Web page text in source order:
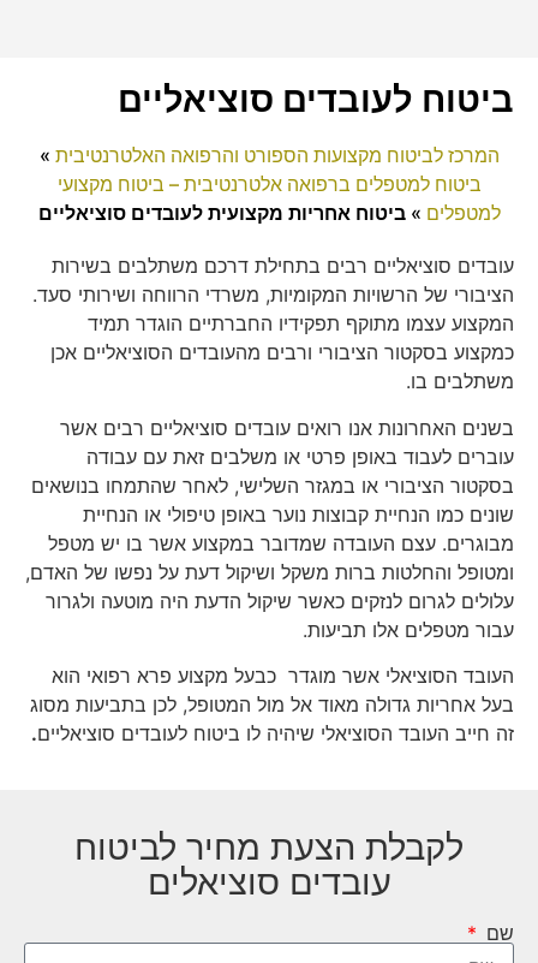
ביטוח לעובדים סוציאליים
המרכז לביטוח מקצועות הספורט והרפואה האלטרנטיבית »
ביטוח למטפלים ברפואה אלטרנטיבית – ביטוח מקצועי
למטפלים »ביטוח אחריות מקצועית לעובדים סוציאליים
עובדים סוציאליים רבים בתחילת דרכם משתלבים בשירות
הציבורי של הרשויות המקומיות, משרדי הרווחה ושירותי סעד.
המקצוע עצמו מתוקף תפקידיו החברתיים הוגדר תמיד
כמקצוע בסקטור הציבורי ורבים מהעובדים הסוציאליים אכן
משתלבים בו.
בשנים האחרונות אנו רואים עובדים סוציאליים רבים אשר
עוברים לעבוד באופן פרטי או משלבים זאת עם עבודה
בסקטור הציבורי או במגזר השלישי, לאחר שהתמחו בנושאים
שונים כמו הנחיית קבוצות נוער באופן טיפולי או הנחיית
מבוגרים. עצם העובדה שמדובר במקצוע אשר בו יש מטפל
ומטופל והחלטות ברות משקל ושיקול דעת על נפשו של האדם,
עלולים לגרום לנזקים כאשר שיקול הדעת היה מוטעה ולגרור
עבור מטפלים אלו תביעות.
העובד הסוציאלי אשר מוגדר כבעל מקצוע פרא רפואי הוא
בעל אחריות גדולה מאוד אל מול המטופל, לכן בתביעות מסוג
זה חייב העובד הסוציאלי שיהיה לו ביטוח לעובדים סוציאליים.
לקבלת הצעת מחיר לביטוח
עובדים סוציאלים
שם